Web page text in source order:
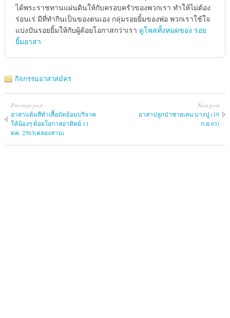
ได้พระราชทานแผ่นดินให้กับครอบครัวของพวกเรา ทำให้ไม่ต้อง
ร่อนเร่ มีที่ทำกินเป็นของตนเอง กลุ่มรอยยิ้มของพ่อ พวกเราใช้ใจ
แบ่งปันรอยยิ้มให้กับผู้ด้อยโอกาสกว่าเรา ดูโพสทั้งหมดของ รอย
ยิ้มอาสา
กิจกรรมอาสาสมัคร
Previous post
อาสาแต้มสีทำเสื้อมัดย้อมบริจาค
ให้น้องๆ ด้อยโอกาสอาทิตย์ 11
ตค. 2563(คลองสาน)
Next post
อาสาปลูกป่าชายเลน บางปู (19
ก.ย.63)